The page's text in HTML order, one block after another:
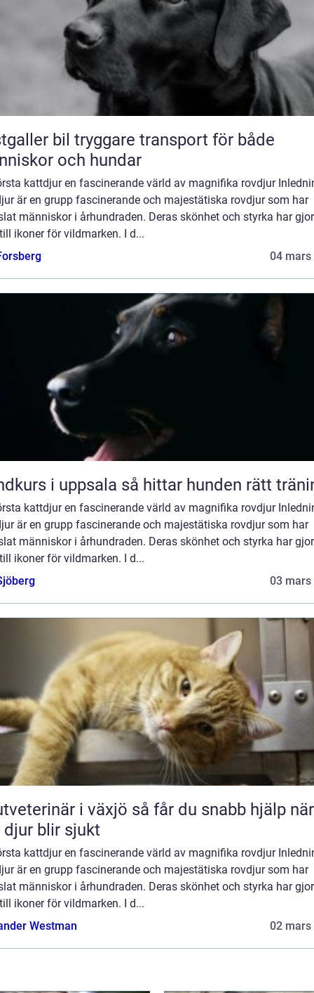
tryggare transport för både
och hundar
kattdjur en fascinerande värld av magnifika rovdjur
är en grupp fascinerande och majestätiska rovdjur som har
människor i århundraden. Deras skönhet och styrka har
ikoner för vildmarken. I d...
04 mars
Hundkurs i uppsala så hittar hunden rätt
kattdjur en fascinerande värld av magnifika rovdjur
är en grupp fascinerande och majestätiska rovdjur som har
människor i århundraden. Deras skönhet och styrka har
ikoner för vildmarken. I d...
03 mars
i växjö så får du snabb hjälp när
blir sjukt
kattdjur en fascinerande värld av magnifika rovdjur
är en grupp fascinerande och majestätiska rovdjur som har
människor i århundraden. Deras skönhet och styrka har
ikoner för vildmarken. I d...
Westman
02 mars